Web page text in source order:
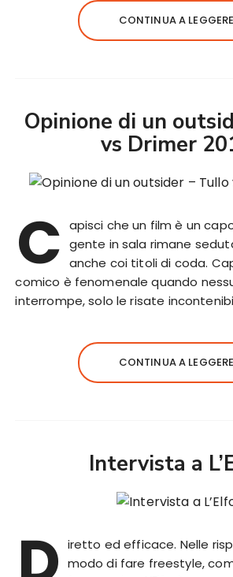
CONTINUA A LEGGERE
Opinione di un
vs Drimer
C apisci che un film è un
gente in sala rimane
anche coi titoli di coda.
comico è fenomenale quando
interrompe, solo le risate
CONTINUA A LEGGERE
Intervista a
iretto ed efficace. Nelle
modo di fare freestyle,